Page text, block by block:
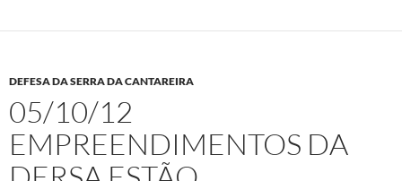
DEFESA DA SERRA DA CANTAREIRA
05/10/12
EMPREENDIMENTOS DA